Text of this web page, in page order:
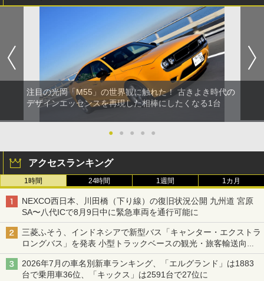
注目の光岡「M55」の世界観に触れた！ 古きよき時代の
デザインエッセンスを再現した相棒にしたくなる1台
● ● ● ● ●
アクセスランキング
1時間 24時間 1週間 1カ月
NEXCO西日本、川田橋（下り線）の復旧状況公開 九州道 宮原
SA〜八代ICで8月9日中に緊急車両を通行可能に
三菱ふそう、インドネシアで新型バス「キャンター・エクストラ
ロングバス」を発表 小型トラックベースの観光・旅客輸送向け
バス
2026年7月の車名別新車ランキング、「エルグランド」は1883
台で乗用車36位、「キックス」は2591台で27位に